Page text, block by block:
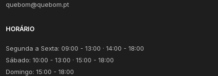
quebom@quebom.pt
HORÁRIO
Segunda a Sexta: 09:00 - 13:00 · 14:00 - 18:00
Sábado: 10:00 - 13:00 · 15:00 - 18:00
Domingo: 15:00 - 18:00